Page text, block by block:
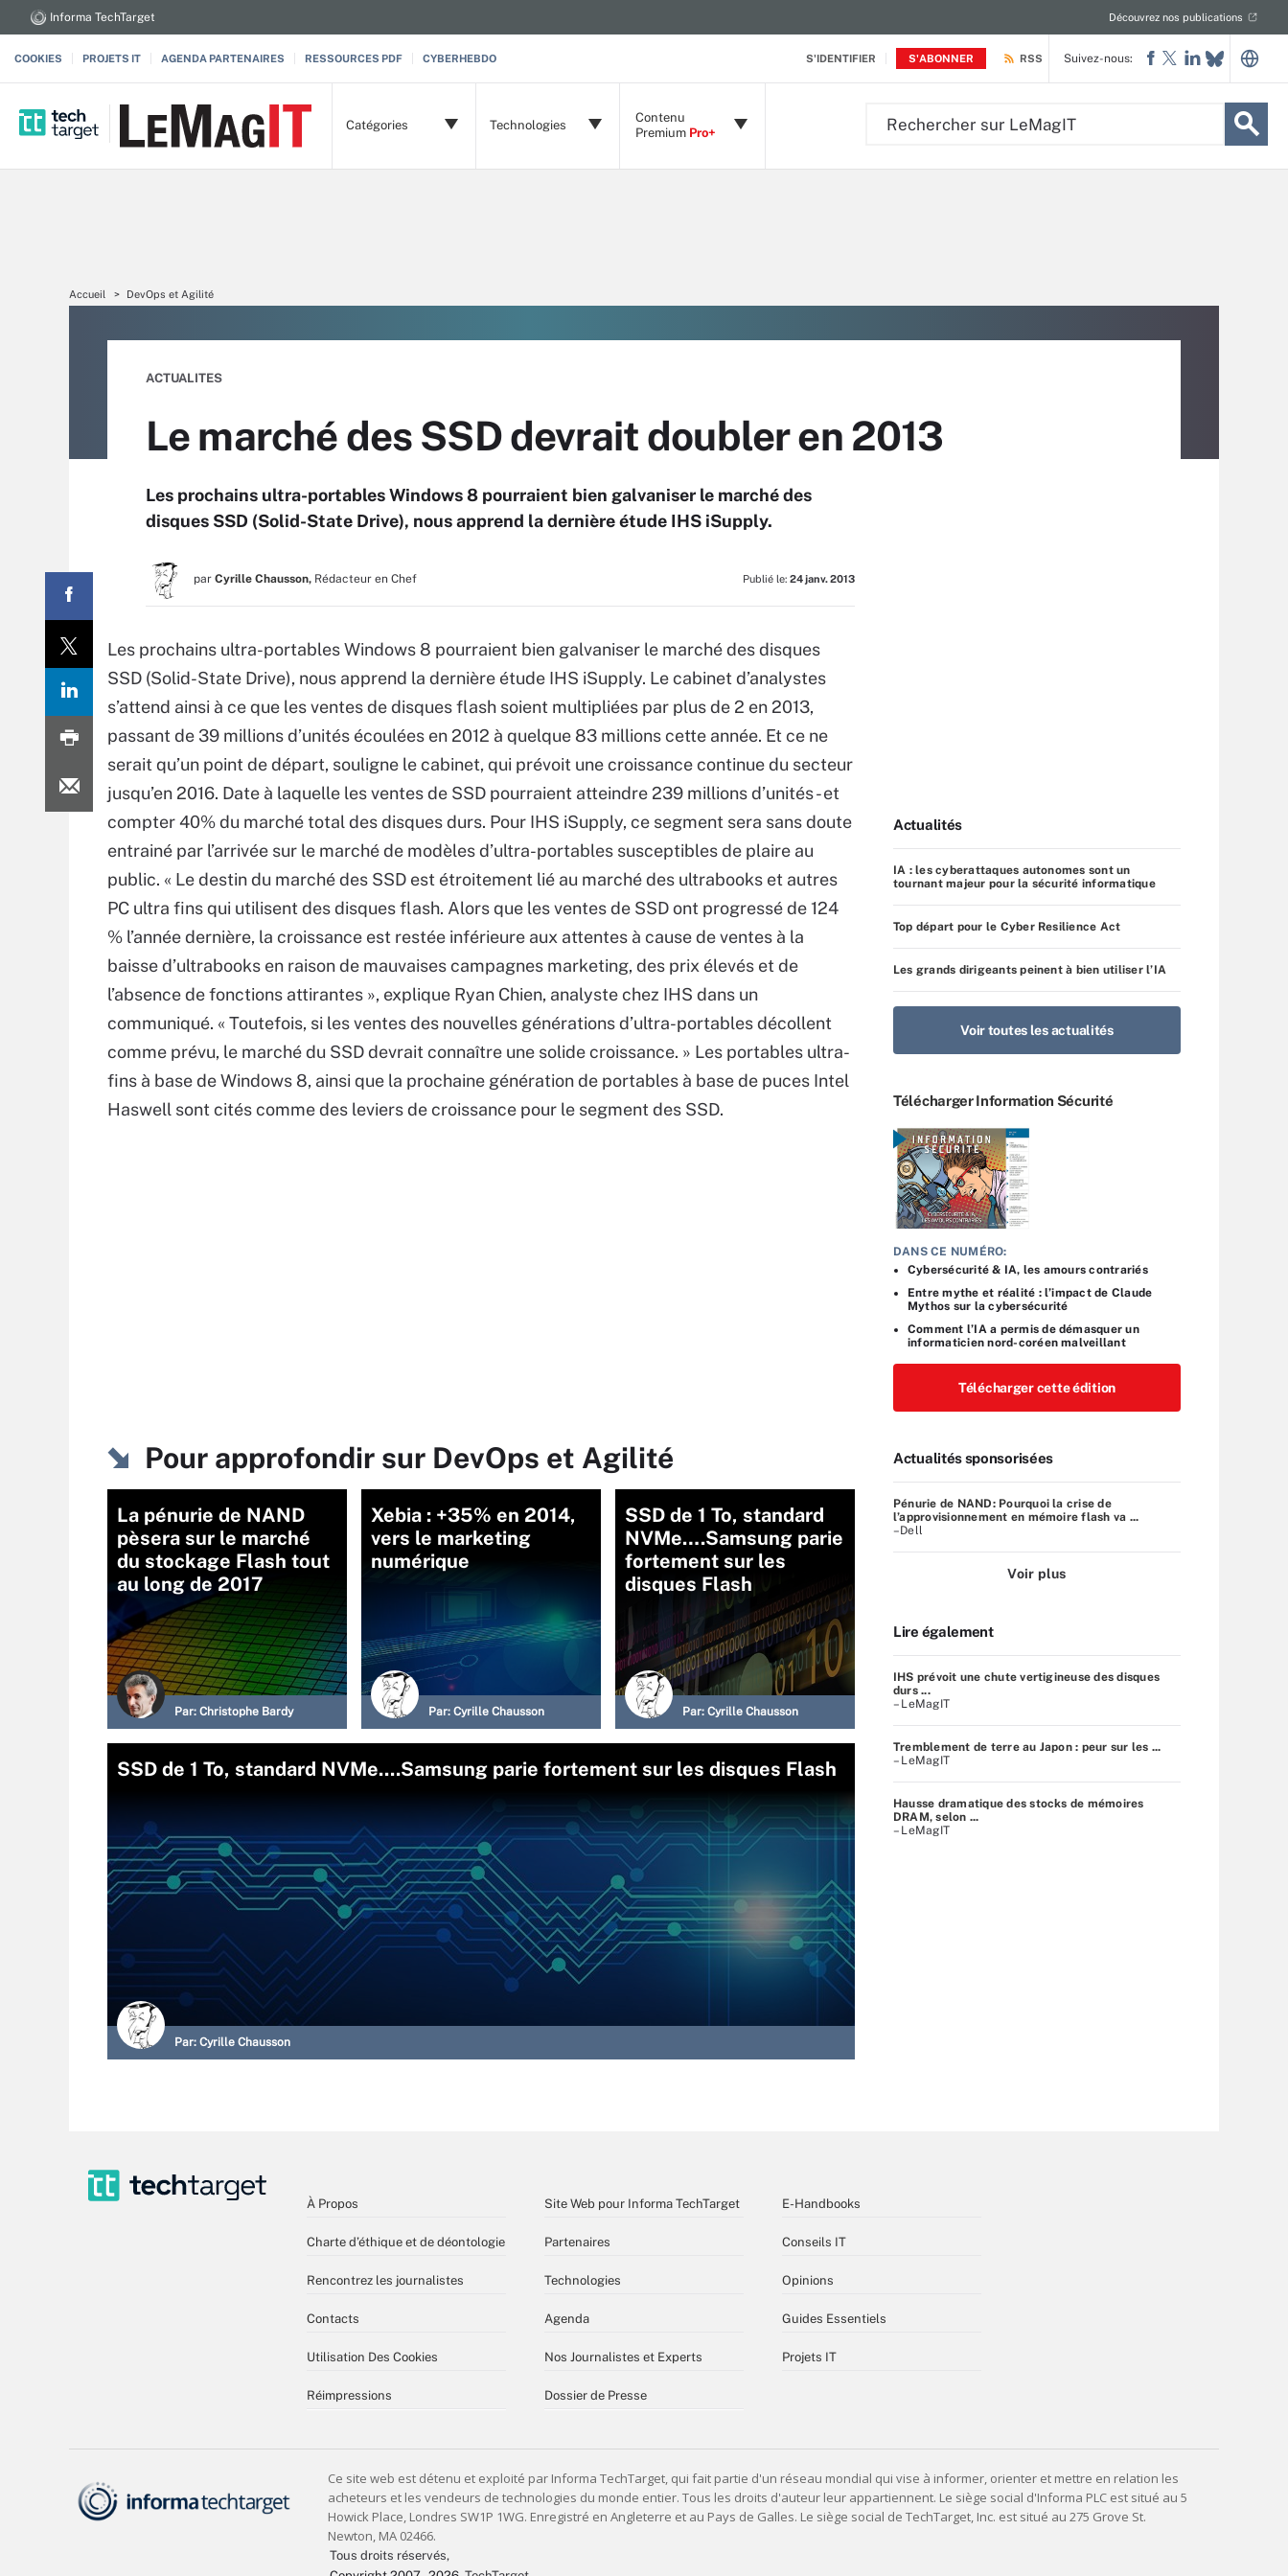
S'IDENTIFIER S'ABONNER
Informa TechTarget Découvrez nos publications
COOKIES PROJETS IT AGENDA PARTENAIRES RESSOURCES PDF CYBERHEBDO RSS
Catégories Technologies
Contenu
Premium Pro+
Suivez-nous:
Accueil DevOps et Agilité
ACTUALITES
Le marché des SSD devrait doubler en 2013
Les prochains ultra-portables Windows 8 pourraient bien galvaniser le marché des
disques SSD (Solid-State Drive), nous apprend la dernière étude IHS iSupply.
par Cyrille Chausson, Rédacteur en Chef Publié le: 24 janv. 2013
Les prochains ultra-portables Windows 8 pourraient bien galvaniser le marché des disques
SSD (Solid-State Drive), nous apprend la dernière étude IHS iSupply. Le cabinet d’analystes
s’attend ainsi à ce que les ventes de disques flash soient multipliées par plus de 2 en 2013,
passant de 39 millions d’unités écoulées en 2012 à quelque 83 millions cette année. Et ce ne
serait qu’un point de départ, souligne le cabinet, qui prévoit une croissance continue du secteur
jusqu’en 2016. Date à laquelle les ventes de SSD pourraient atteindre 239 millions d’unités - et
compter 40% du marché total des disques durs. Pour IHS iSupply, ce segment sera sans doute
entrainé par l’arrivée sur le marché de modèles d’ultra-portables susceptibles de plaire au
public. « Le destin du marché des SSD est étroitement lié au marché des ultrabooks et autres
PC ultra fins qui utilisent des disques flash. Alors que les ventes de SSD ont progressé de 124
% l’année dernière, la croissance est restée inférieure aux attentes à cause de ventes à la
baisse d’ultrabooks en raison de mauvaises campagnes marketing, des prix élevés et de
l’absence de fonctions attirantes », explique Ryan Chien, analyste chez IHS dans un
communiqué. « Toutefois, si les ventes des nouvelles générations d’ultra-portables décollent
comme prévu, le marché du SSD devrait connaître une solide croissance. » Les portables ultra-
fins à base de Windows 8, ainsi que la prochaine génération de portables à base de puces Intel
Haswell sont cités comme des leviers de croissance pour le segment des SSD.
Pour approfondir sur DevOps et Agilité
La pénurie de NAND
pèsera sur le marché
du stockage Flash tout
au long de 2017
Par: Christophe Bardy
Xebia : +35% en 2014,
vers le marketing
numérique
Par: Cyrille Chausson
SSD de 1 To, standard
NVMe….Samsung parie
fortement sur les
disques Flash
Par: Cyrille Chausson
SSD de 1 To, standard NVMe....Samsung parie fortement sur les disques Flash
Par: Cyrille Chausson
Actualités
IA : les cyberattaques autonomes sont un
tournant majeur pour la sécurité informatique
Top départ pour le Cyber Resilience Act
Les grands dirigeants peinent à bien utiliser l’IA
Voir toutes les actualités
Télécharger Information Sécurité
DANS CE NUMÉRO:
Cybersécurité & IA, les amours contrariés
Entre mythe et réalité : l’impact de Claude
Mythos sur la cybersécurité
Comment l’IA a permis de démasquer un
informaticien nord-coréen malveillant
Télécharger cette édition
Actualités sponsorisées
Pénurie de NAND: Pourquoi la crise de
l’approvisionnement en mémoire flash va ...
–Dell
Voir plus
Lire également
IHS prévoit une chute vertigineuse des disques
durs ...
– LeMagIT
Tremblement de terre au Japon : peur sur les ...
– LeMagIT
Hausse dramatique des stocks de mémoires
DRAM, selon ...
– LeMagIT
À Propos
Charte d’éthique et de déontologie
Rencontrez les journalistes
Contacts
Utilisation Des Cookies
Réimpressions
Site Web pour Informa TechTarget
Partenaires
Technologies
Agenda
Nos Journalistes et Experts
Dossier de Presse
E-Handbooks
Conseils IT
Opinions
Guides Essentiels
Projets IT
Tous droits réservés,